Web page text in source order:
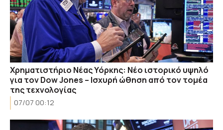
Χρηματιστήριο Νέας Υόρκης: Νέο ιστορικό υψηλό
για τον Dow Jones – Ισχυρή ώθηση από τον τομέα
της τεχνολογίας
07/07 00:12